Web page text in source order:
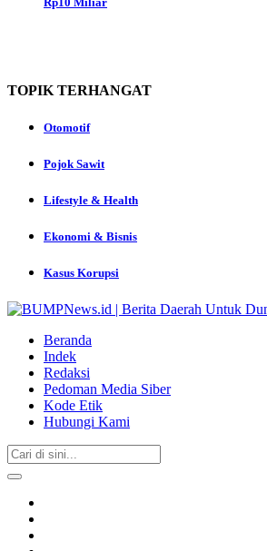
TOPIK TERHANGAT
Otomotif
Pojok Sawit
Lifestyle & Health
Ekonomi & Bisnis
Kasus Korupsi
Beranda
Indek
Redaksi
Pedoman Media Siber
Kode Etik
Hubungi Kami